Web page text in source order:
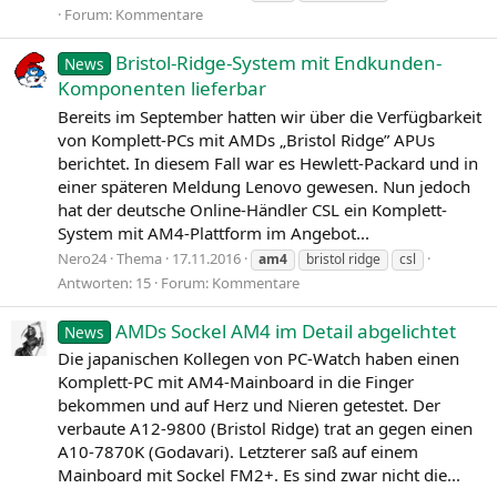
Forum: Kommentare
News
Bristol-Ridge-System mit Endkunden-
Komponenten lieferbar
Bereits im September hatten wir über die Verfügbarkeit
von Komplett-PCs mit AMDs „Bristol Ridge” APUs
berichtet. In diesem Fall war es Hewlett-Packard und in
einer späteren Meldung Lenovo gewesen. Nun jedoch
hat der deutsche Online-Händler CSL ein Komplett-
System mit AM4-Plattform im Angebot...
Nero24 Thema 17.11.2016 am4 bristol ridge csl
Antworten: 15 Forum: Kommentare
News AMDs Sockel AM4 im Detail abgelichtet
Die japanischen Kollegen von PC-Watch haben einen
Komplett-PC mit AM4-Mainboard in die Finger
bekommen und auf Herz und Nieren getestet. Der
verbaute A12-9800 (Bristol Ridge) trat an gegen einen
A10-7870K (Godavari). Letzterer saß auf einem
Mainboard mit Sockel FM2+. Es sind zwar nicht die...